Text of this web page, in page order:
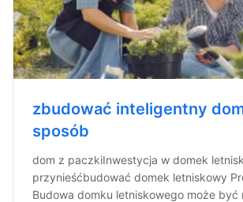
zbudować inteligentny
sposób
dom z paczkiInwestycja w domek
przynieśćbudować domek letniskowy
Budowa domku letniskowego może być